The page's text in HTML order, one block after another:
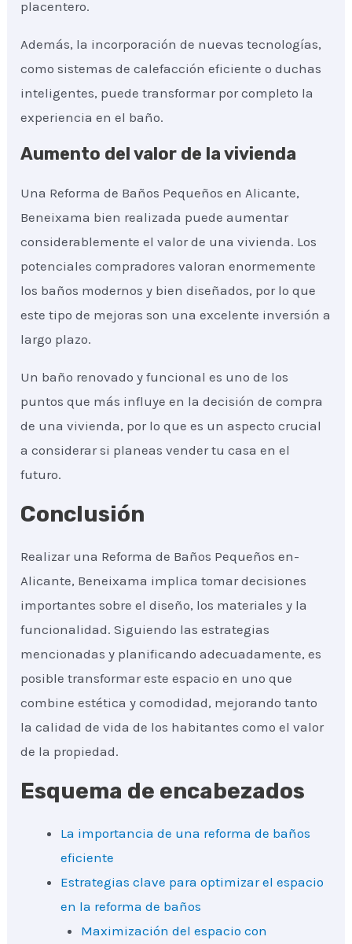
placentero.
Además, la incorporación de nuevas tecnologías,
como sistemas de calefacción eficiente o duchas
inteligentes, puede transformar por completo la
experiencia en el baño.
Aumento del valor de la vivienda
Una Reforma de Baños Pequeños en Alicante,
Beneixama bien realizada puede aumentar
considerablemente el valor de una vivienda. Los
potenciales compradores valoran enormemente
los baños modernos y bien diseñados, por lo que
este tipo de mejoras son una excelente inversión a
largo plazo.
Un baño renovado y funcional es uno de los
puntos que más influye en la decisión de compra
de una vivienda, por lo que es un aspecto crucial
a considerar si planeas vender tu casa en el
futuro.
Conclusión
Realizar una Reforma de Baños Pequeños en-
Alicante, Beneixama implica tomar decisiones
importantes sobre el diseño, los materiales y la
funcionalidad. Siguiendo las estrategias
mencionadas y planificando adecuadamente, es
posible transformar este espacio en uno que
combine estética y comodidad, mejorando tanto
la calidad de vida de los habitantes como el valor
de la propiedad.
Esquema de encabezados
La importancia de una reforma de baños
eficiente
Estrategias clave para optimizar el espacio
en la reforma de baños
Maximización del espacio con